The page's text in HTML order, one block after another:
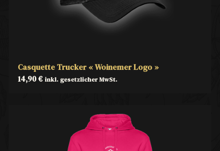
Casquette Trucker « Woinemer Logo »
14,90€ inkl. gesetzlicher MwSt.